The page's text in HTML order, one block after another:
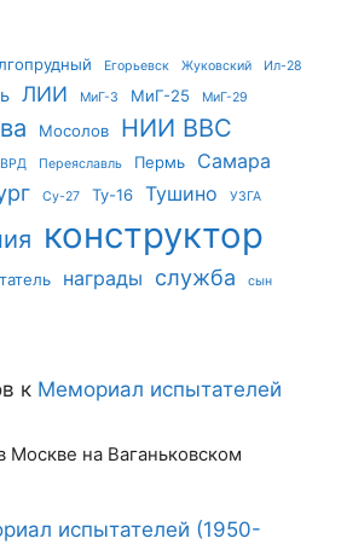
Егорьевск Жуковский
Ил-28
ЛИИ МиГ-3 МиГ-25 МиГ-29
Мосолов НИИ ВВС
Переяславль Пермь Самара
Су-27 Ту-16 Тушино УЗГА
конструктор
награды служба сын
к Мемориал испытателей
на Ваганьковском
испытателей (1950-